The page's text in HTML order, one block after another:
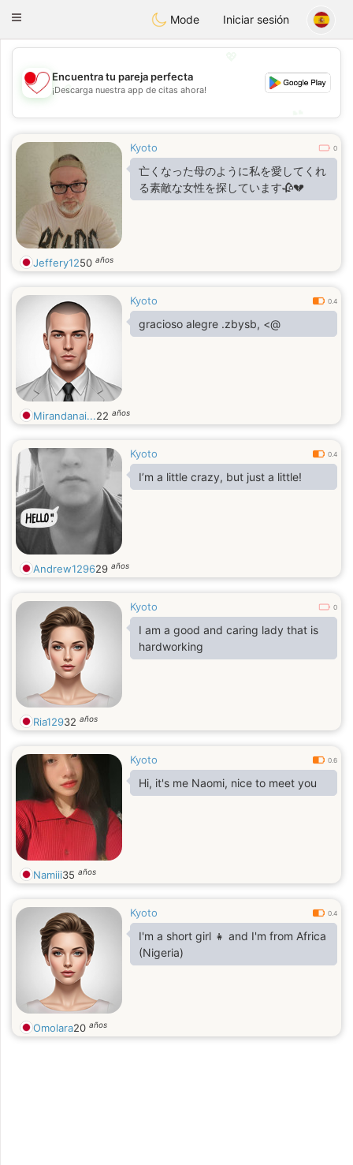
日本Chat
Toggle
Mode Iniciar sesión
💖
💕
Encuentra tu pareja perfecta
¡Descarga nuestra app de citas ahora!
Kyoto 0
亡くなった母のように私を愛してくれ
る素敵な女性を探しています🥀💔
Jeffery1250 años
Kyoto 0.4
gracioso alegre .zbysb, <@
Mirandanai...22 años
Kyoto 0.4
I’m a little crazy, but just a little!
Andrew129629 años
Kyoto 0
I am a good and caring lady that is
hardworking
Ria12932 años
Kyoto 0.6
Hi, it's me Naomi, nice to meet you
Namiii35 años
Kyoto 0.4
I'm a short girl 👧 and I'm from Africa
(Nigeria)
Omolara20 años